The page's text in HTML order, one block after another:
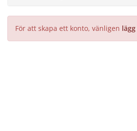
För att skapa ett konto, vänligen